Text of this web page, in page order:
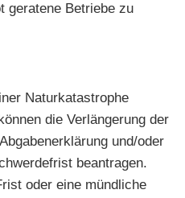
geratene Betriebe zu
Naturkatastrophe
die Verlängerung der
und/oder
beantragen.
oder eine mündliche